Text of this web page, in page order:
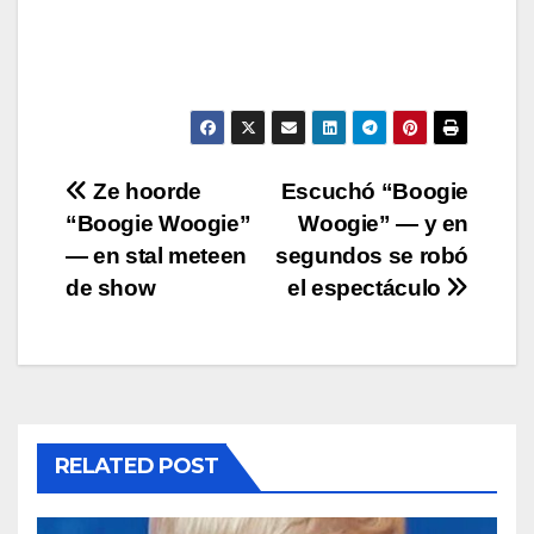
Post
navigation
Escuchó “Boogie
Woogie” — y en
segundos se robó
el espectáculo
Ze hoorde
“Boogie Woogie”
— en stal meteen
de show
RELATED POST